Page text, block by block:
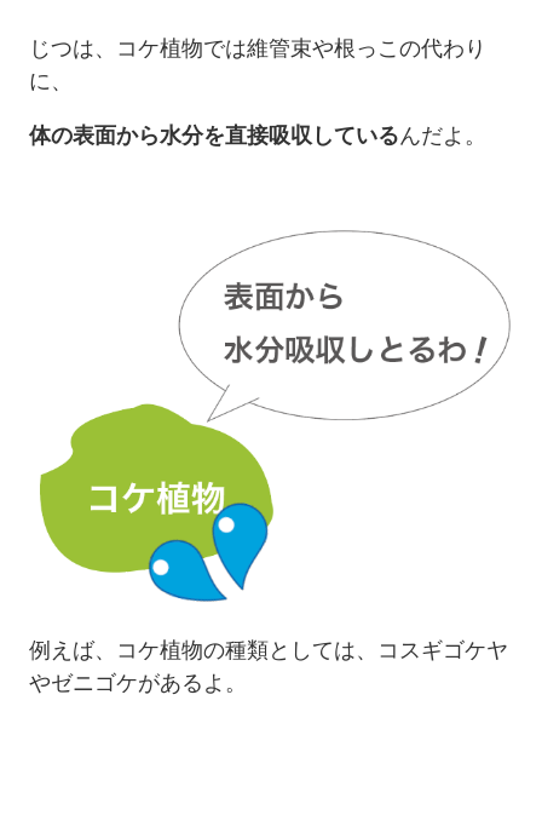
じつは、コケ植物では維管束や根っこの代わり
に、
体の表面から水分を直接吸収しているんだよ。
例えば、コケ植物の種類としては、コスギゴケヤ
やゼニゴケがあるよ。